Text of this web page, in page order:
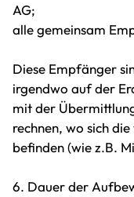
AG;
alle gemeinsam
Diese Empfänger
irgendwo auf der
mit der
rechnen, wo sich
befinden (wie z.B.
6. Dauer der